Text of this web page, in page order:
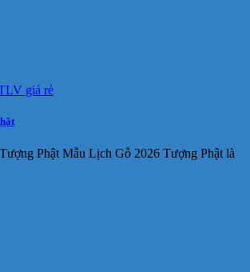
Phật Mẫu Lịch Gỗ 2026 Tượng Phật là